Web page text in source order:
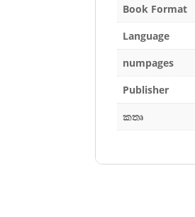
Book Format
Language
numpages
Publisher
කතෘ